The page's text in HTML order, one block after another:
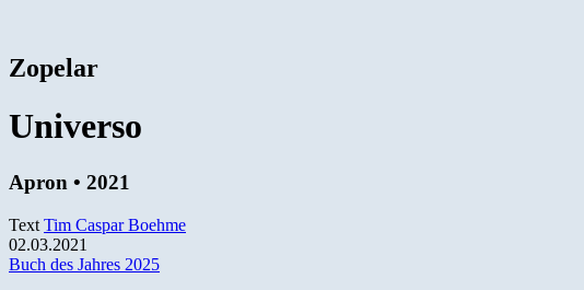
Zopelar
Universo
Apron • 2021
Text Tim Caspar Boehme
02.03.2021
Buch des Jahres 2025